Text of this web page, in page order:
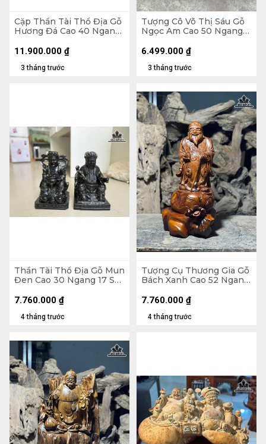
Cặp Thần Tài Thổ Địa Gỗ
Hương Đá Cao 40 Ngang
3 tháng trước
11.900.000 ₫
Tượng Cô Võ Thị Sáu Gỗ
Ngọc Am Cao 50 Ngang
3 tháng trước
6.499.000 ₫
Thần Tài Thổ Địa Gỗ Mun
Đen Cao 30 Ngang 17 Sâu
4 tháng trước
7.760.000 ₫
Tượng Cụ Thương Gia Gỗ
Bách Xanh Cao 52 Ngang
4 tháng trước
7.760.000 ₫